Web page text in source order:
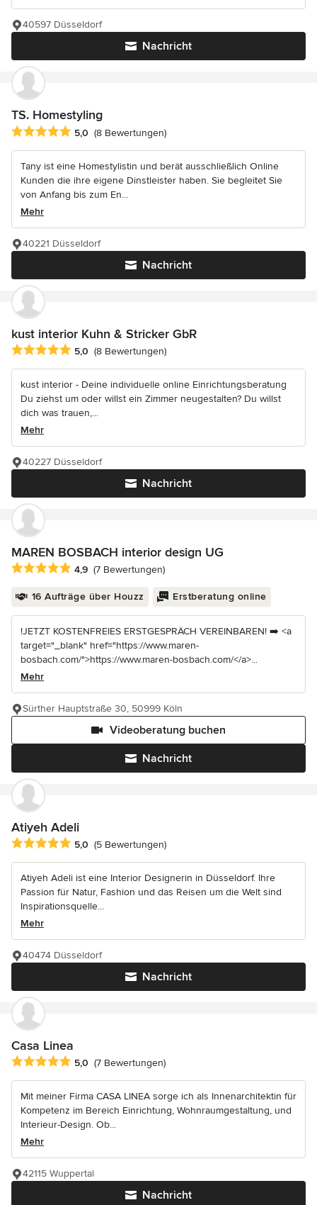
Nachricht
40597 Düsseldorf
TS. Homestyling
Durchschnittliche Bewertung: 5 von 5 Sternen
5,0 (8 Bewertungen)
Tany ist eine Homestylistin und berät ausschließlich Online
Kunden die ihre eigene Dinstleister haben. Sie begleitet Sie
von Anfang bis zum En...
Mehr
Nachricht
40221 Düsseldorf
kust interior Kuhn & Stricker GbR
Durchschnittliche Bewertung: 5 von 5 Sternen
5,0 (8 Bewertungen)
kust interior - Deine individuelle online Einrichtungsberatung
Du ziehst um oder willst ein Zimmer neugestalten? Du willst
dich was trauen,...
Mehr
Nachricht
40227 Düsseldorf
MAREN BOSBACH interior design UG
Durchschnittliche Bewertung: 4.9 von 5 Sternen
4,9 (7 Bewertungen)
16 Aufträge über Houzz Erstberatung online
!JETZT KOSTENFREIES ERSTGESPRÄCH VEREINBAREN! ➡️ <a
target="_blank" href="https://www.maren-
bosbach.com/">https://www.maren-bosbach.com/</a>...
Mehr
Nachricht
Videoberatung buchen
Sürther Hauptstraße 30, 50999 Köln
Atiyeh Adeli
Durchschnittliche Bewertung: 5 von 5 Sternen
5,0 (5 Bewertungen)
Atiyeh Adeli ist eine Interior Designerin in Düsseldorf. Ihre
Passion für Natur, Fashion und das Reisen um die Welt sind
Inspirationsquelle...
Mehr
Nachricht
40474 Düsseldorf
Casa Linea
Durchschnittliche Bewertung: 5 von 5 Sternen
5,0 (7 Bewertungen)
Mit meiner Firma CASA LINEA sorge ich als Innenarchitektin für
Kompetenz im Bereich Einrichtung, Wohnraumgestaltung, und
Interieur-Design. Ob...
Mehr
Nachricht
42115 Wuppertal